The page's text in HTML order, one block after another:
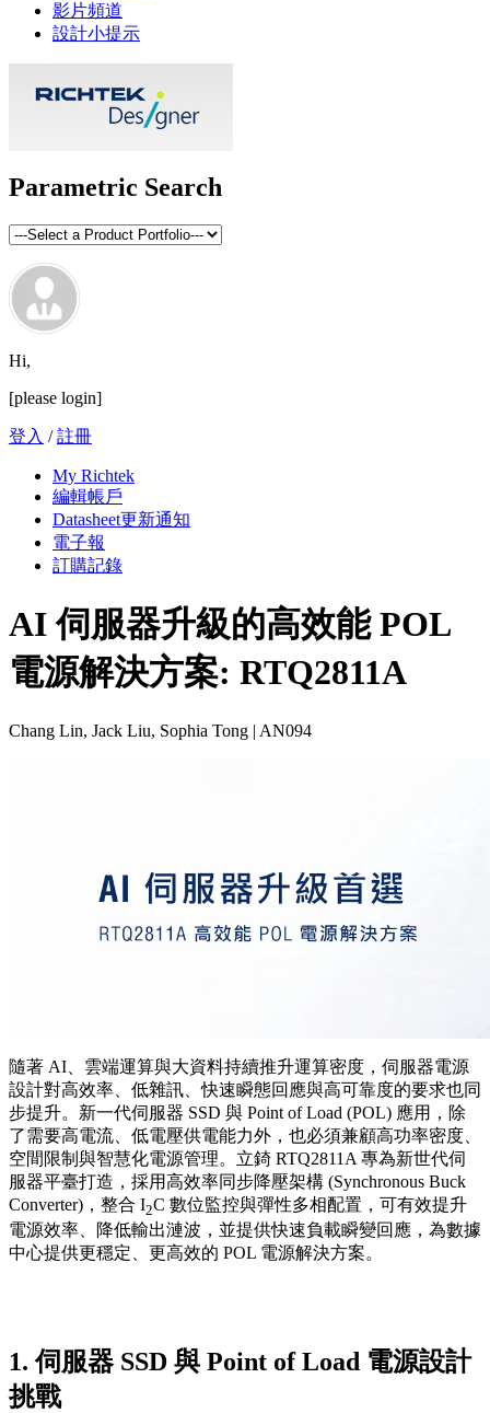
影片頻道
設計小提示
Parametric Search
Hi,
[please login]
登入 /註冊
My Richtek
編輯帳戶
Datasheet更新通知
電子報
訂購記錄
AI 伺服器升級的高效能 POL
電源解決方案: RTQ2811A
Chang Lin, Jack Liu, Sophia Tong | AN094
隨著 AI、雲端運算與大資料持續推升運算密度，伺服器電源
設計對高效率、低雜訊、快速瞬態回應與高可靠度的要求也同
步提升。新一代伺服器 SSD 與 Point of Load (POL) 應用，除
了需要高電流、低電壓供電能力外，也必須兼顧高功率密度、
空間限制與智慧化電源管理。立錡 RTQ2811A 專為新世代伺
服器平臺打造，採用高效率同步降壓架構 (Synchronous Buck
Converter)，整合 I2C 數位監控與彈性多相配置，可有效提升
電源效率、降低輸出漣波，並提供快速負載瞬變回應，為數據
中心提供更穩定、更高效的 POL 電源解決方案。
1. 伺服器 SSD 與 Point of Load 電源設計
挑戰